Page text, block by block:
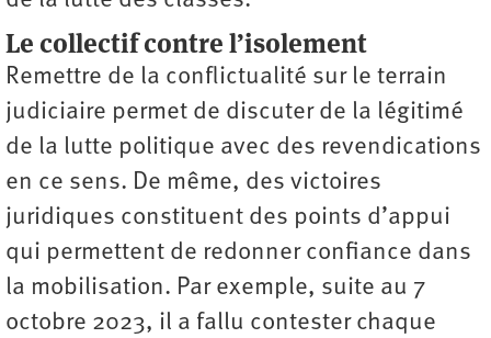
Le collectif contre l’isolement
Remettre de la conflictualité sur le terrain
judiciaire permet de discuter de la légitimé
de la lutte politique avec des revendications
en ce sens. De même, des victoires
juridiques constituent des points d’appui
qui permettent de redonner confiance dans
la mobilisation. Par exemple, suite au 7
octobre 2023, il a fallu contester chaque